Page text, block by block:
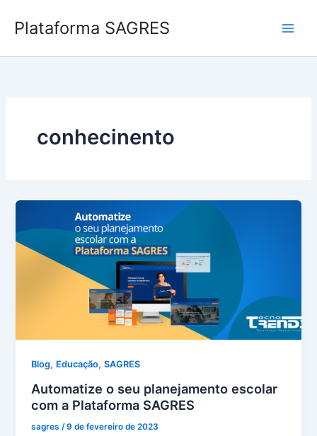
para
conteúdo
Plataforma SAGRES
conhecinento
Blog, Educação,SAGRES
Automatize o seu planejamento escolar
com a Plataforma SAGRES
sagres/9 de fevereiro de 2023